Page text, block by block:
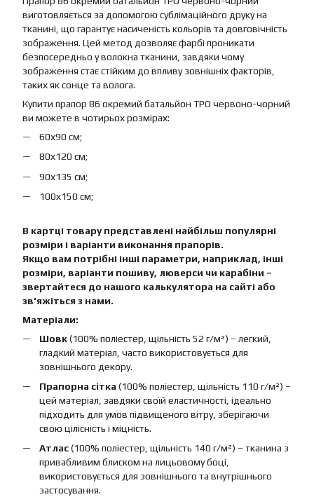
виготовляється за допомогою сублімаційного друку на
тканині, що гарантує насиченість кольорів та довговічність
зображення. Цей метод дозволяє фарбі проникати
безпосередньо у волокна тканини, завдяки чому
зображення стає стійким до впливу зовнішніх факторів,
таких як сонце та волога.
Купити прапор 86 окремий батальйон ТРО червоно-чорний
ви можете в чотирьох розмірах:
60х90 см;
80х120 см;
90х135 см;
100х150 см;
В картці товару представлені найбільш популярні
розміри і варіанти виконання прапорів.
Якщо вам потрібні інші параметри, наприклад, інші
розміри, варіанти пошиву, люверси чи карабіни –
звертайтеся до нашого калькулятора на сайті або
зв'яжіться з нами.
Матеріали:
Шовк(100% поліестер, щільність 52 г/м²) – легкий,
гладкий матеріал, часто використовується для
зовнішнього декору.
Прапорна сітка (100% поліестер, щільність 110 г/м²) –
цей матеріал, завдяки своїй еластичності, ідеально
підходить для умов підвищеного вітру, зберігаючи
свою цілісність і міцність.
Атлас(100% поліестер, щільність 140 г/м²) – тканина з
привабливим блиском на лицьовому боці,
використовується для зовнішнього та внутрішнього
застосування.